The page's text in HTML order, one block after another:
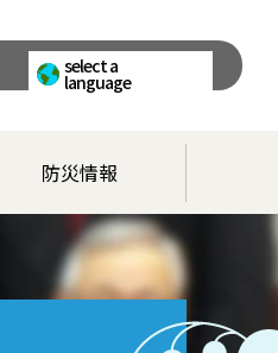
select a
language
防災情報